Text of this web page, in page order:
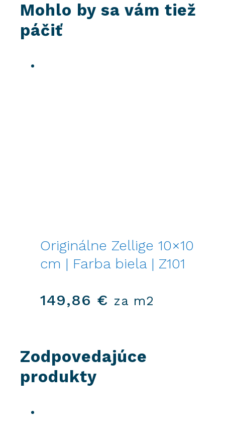
Mohlo by sa vám tiež
páčiť
Originálne Zellige 10×10
cm | Farba biela | Z101
149,86 € za m2
Zodpovedajúce
produkty